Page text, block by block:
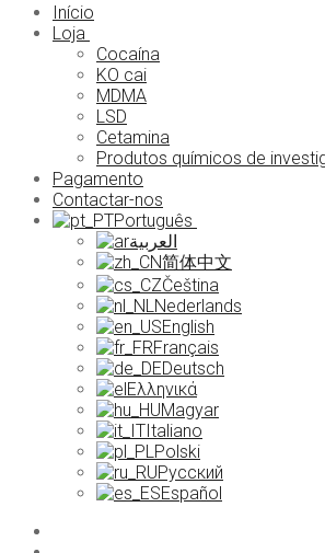
Início
Loja
Cocaína
KO cai
MDMA
LSD
Cetamina
Produtos químicos de
Pagamento
Contactar-nos
Português
العربية
简体中文
Čeština
Nederlands
English
Français
Deutsch
Ελληνικά
Magyar
Italiano
Polski
Русский
Español